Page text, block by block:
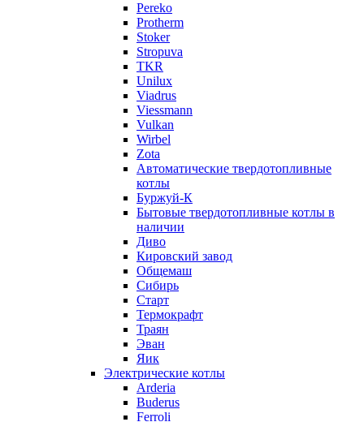
Pereko
Protherm
Stoker
Stropuva
TKR
Unilux
Viadrus
Viessmann
Vulkan
Wirbel
Zota
Автоматические твердотопливные
котлы
Буржуй-К
Бытовые твердотопливные котлы в
наличии
Диво
Кировский завод
Общемаш
Сибирь
Старт
Термокрафт
Траян
Эван
Яик
Электрические котлы
Arderia
Buderus
Ferroli